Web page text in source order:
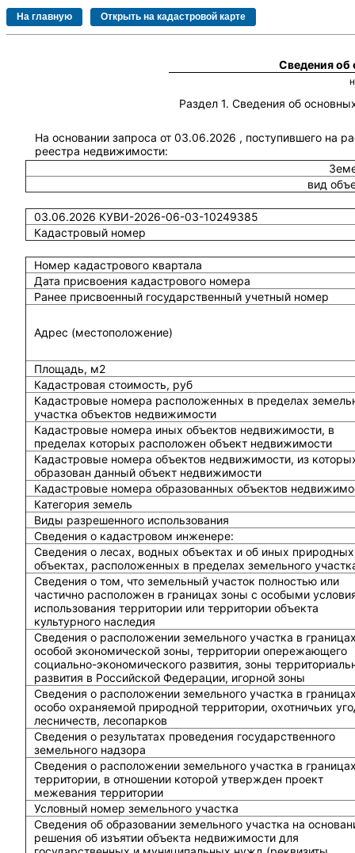
Сведения
Раздел 1. Сведения об
На основании запроса от 03.06.2026 , поступившего на
реестра недвижимости:
вид
03.06.2026 КУВИ-2026-06-03-10249385
Кадастровый номер
Номер кадастрового квартала
Дата присвоения кадастрового номера
Ранее присвоенный государственный учетный номер
Адрес (местоположение)
Площадь, м2
Кадастровая стоимость, руб
Кадастровые номера расположенных в пределах
участка объектов недвижимости
Кадастровые номера иных объектов недвижимости, в
пределах которых расположен объект недвижимости
Кадастровые номера объектов недвижимости, из
образован данный объект недвижимости
Кадастровые номера образованных объектов
Категория земель
Виды разрешенного использования
Сведения о кадастровом инженере:
Cведения о лесах, водных объектах и об иных природных
объектах, расположенных в пределах земельного
Сведения о том, что земельный участок полностью или
частично расположен в границах зоны с особыми
использования территории или территории объекта
культурного наследия
Сведения о расположении земельного участка в
особой экономической зоны, территории опережающего
социально-экономического развития, зоны
развития в Российской Федерации, игорной зоны
Сведения о расположении земельного участка в
особо охраняемой природной территории, охотничьих
лесничеств, лесопарков
Сведения о результатах проведения государственного
земельного надзора
Сведения о расположении земельного участка в
территории, в отношении которой утвержден проект
межевания территории
Условный номер земельного участка
Сведения об образовании земельного участка на
решения об изъятии объекта недвижимости для